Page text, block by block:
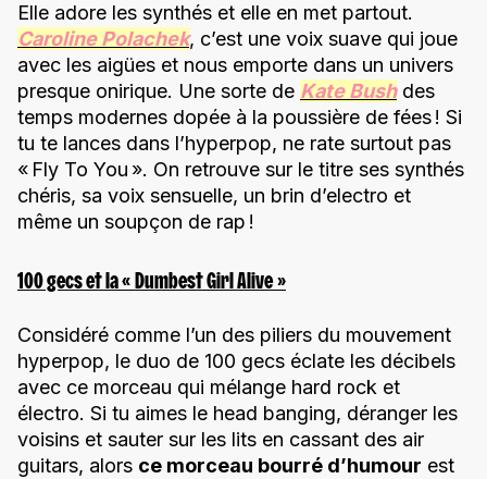
Elle adore les synthés et elle en met partout.
Caroline Polachek, c’est une voix suave qui joue
avec les aigües et nous emporte dans un univers
presque onirique. Une sorte de Kate Bushdes
temps modernes dopée à la poussière de fées ! Si
tu te lances dans l’hyperpop, ne rate surtout pas
« Fly To You ». On retrouve sur le titre ses synthés
chéris, sa voix sensuelle, un brin d’electro et
même un soupçon de rap !
100 gecs et la « Dumbest Girl Alive »
Considéré comme l’un des piliers du mouvement
hyperpop, le duo de 100 gecs éclate les décibels
avec ce morceau qui mélange hard rock et
électro. Si tu aimes le head banging, déranger les
voisins et sauter sur les lits en cassant des air
guitars, alors ce morceau bourré d’humour est